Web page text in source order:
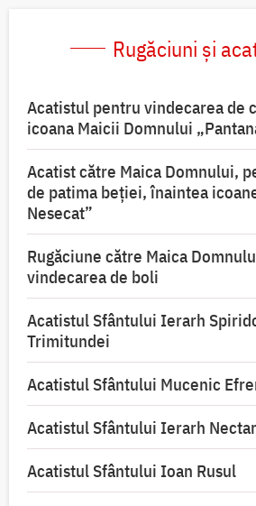
Rugăciuni și
Acatistul pentru vindecarea de
icoana Maicii Domnului
Acatist către Maica Domnului,
de patima beției, înaintea
Nesecat”
Rugăciune către Maica
vindecarea de boli
Acatistul Sfântului Ierarh
Trimitundei
Acatistul Sfântului Mucenic
Acatistul Sfântului Ierarh
Acatistul Sfântului Ioan Rusul